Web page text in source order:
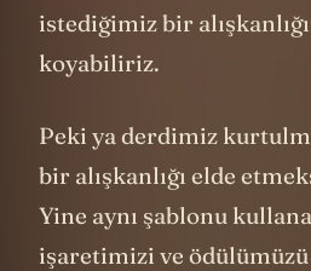
istediğimiz bir
koyabiliriz.
Peki ya derdimiz
bir alışkanlığı elde
Yine aynı şablonu
işaretimizi ve